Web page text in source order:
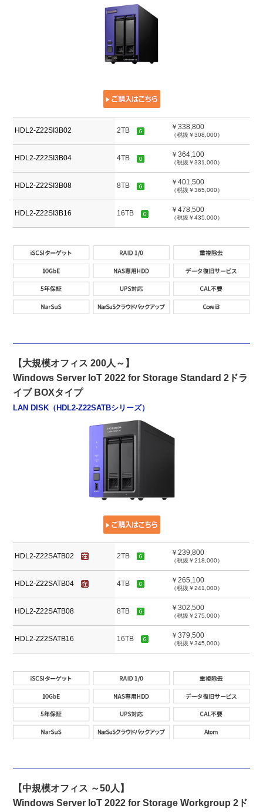
HDL2-Z22SI3B02 2TB ￥338,800
（税抜￥308,000）
HDL2-Z22SI3B04 4TB ￥364,100
（税抜￥331,000）
HDL2-Z22SI3B08 8TB ￥401,500
（税抜￥365,000）
HDL2-Z22SI3B16 16TB ￥478,500
（税抜￥435,000）
【大規模オフィス 200人～】
Windows Server IoT 2022 for Storage Standard 2ドラ
イブ BOXタイプ
LAN DISK（HDL2-Z22SATBシリーズ）
HDL2-Z22SATB02 2TB ￥239,800
（税抜￥218,000）
HDL2-Z22SATB04 4TB ￥265,100
（税抜￥241,000）
HDL2-Z22SATB08 8TB ￥302,500
（税抜￥275,000）
HDL2-Z22SATB16 16TB ￥379,500
（税抜￥345,000）
【中規模オフィス ～50人】
Windows Server IoT 2022 for Storage Workgroup 2ド